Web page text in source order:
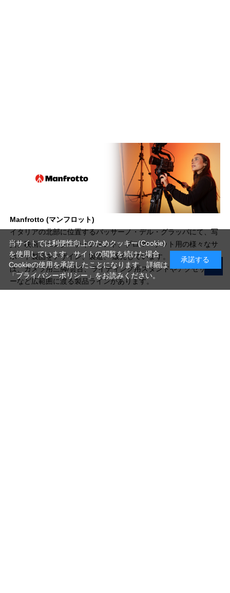
Manfrotto (マンフロット)
イタリアの北部に位置するバッサーノ・デル・グラッパにて、写
真、映画、エンターテインメント、プロマーケット用の様々なサ
ポート製品をデザイン、製造、 販売しています。当ブランド
は、カメラ用三脚/雲台、ライティング用スタンドやアクセサリ
ーなど広範囲に渡る製品ラインがあります。
当サイトでは利便性向上のためクッキー(Cookie)
を使用しています。サイトの閲覧を続けた場合
Cookieの使用を承諾したことになります。詳細は
「プライバシーポリシー」 をお読みください。
承諾する